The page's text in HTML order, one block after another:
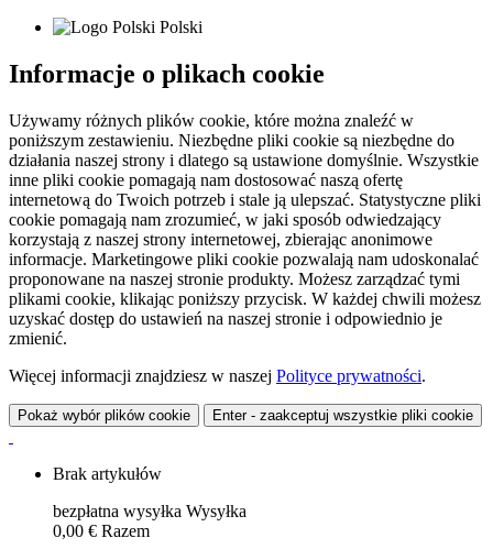
Polski
Informacje o plikach cookie
Używamy różnych plików cookie, które można znaleźć w
poniższym zestawieniu. Niezbędne pliki cookie są niezbędne do
działania naszej strony i dlatego są ustawione domyślnie. Wszystkie
inne pliki cookie pomagają nam dostosować naszą ofertę
internetową do Twoich potrzeb i stale ją ulepszać. Statystyczne pliki
cookie pomagają nam zrozumieć, w jaki sposób odwiedzający
korzystają z naszej strony internetowej, zbierając anonimowe
informacje. Marketingowe pliki cookie pozwalają nam udoskonalać
proponowane na naszej stronie produkty. Możesz zarządzać tymi
plikami cookie, klikając poniższy przycisk. W każdej chwili możesz
uzyskać dostęp do ustawień na naszej stronie i odpowiednio je
zmienić.
Więcej informacji znajdziesz w naszej Polityce prywatności.
Pokaż wybór plików cookie Enter - zaakceptuj wszystkie pliki cookie
Brak artykułów
bezpłatna wysyłka Wysyłka
0,00 € Razem